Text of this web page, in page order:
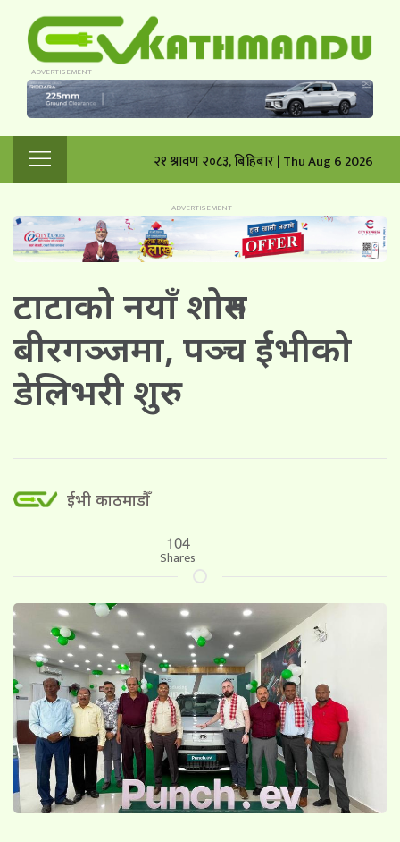
२१ श्रावण २०८३, बिहिबार | Thu Aug 6 2026
टाटाको नयाँ शोरुम
बीरगञ्जमा, पञ्च ईभीको
डेलिभरी शुरु
ईभी काठमाडौँ
104
Shares